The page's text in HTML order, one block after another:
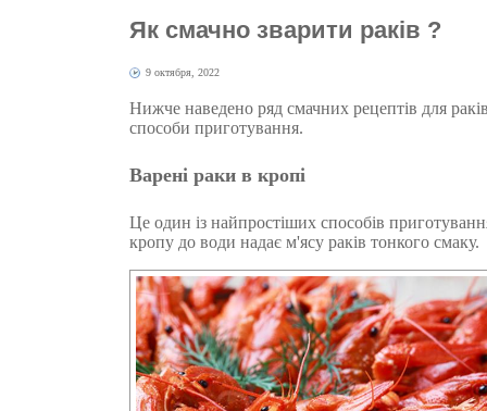
Як смачно зварити раків ?
9 октября, 2022
Нижче наведено ряд смачних рецептів для
способи приготування.
Варені раки в кропі
Це один із найпростіших способів
кропу до води надає м'ясу раків тонкого смаку.